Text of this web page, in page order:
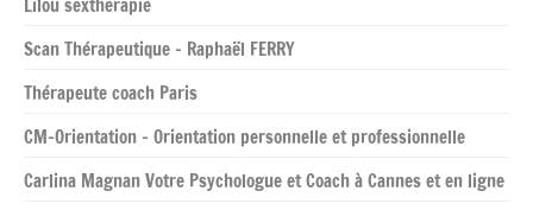
Lilou sextherapie
Scan Thérapeutique – Raphaël FERRY
Thérapeute coach Paris
CM-Orientation – Orientation personnelle et professionnelle
Carlina Magnan Votre Psychologue et Coach à Cannes et en ligne